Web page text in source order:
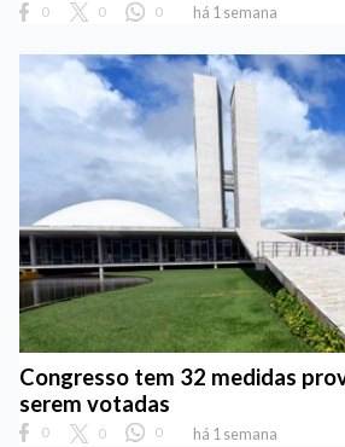
0 0 0 há 1 semana
Congresso tem 32 medidas
serem votadas
0 0 0 há 1 semana